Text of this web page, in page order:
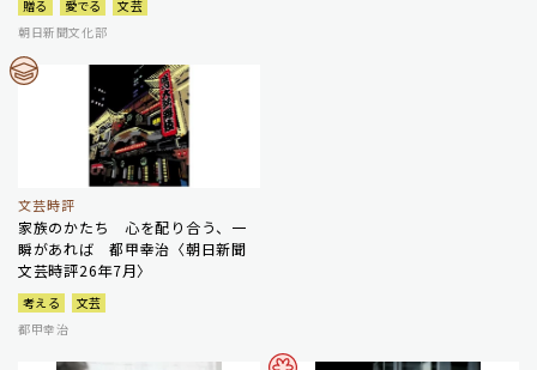
贈る 愛でる
文芸
朝日新聞文化部
文芸時評
家族のかたち 心を配り合う、一
瞬があれば 都甲幸治〈朝日新聞
文芸時評26年7月〉
考える
文芸
都甲幸治